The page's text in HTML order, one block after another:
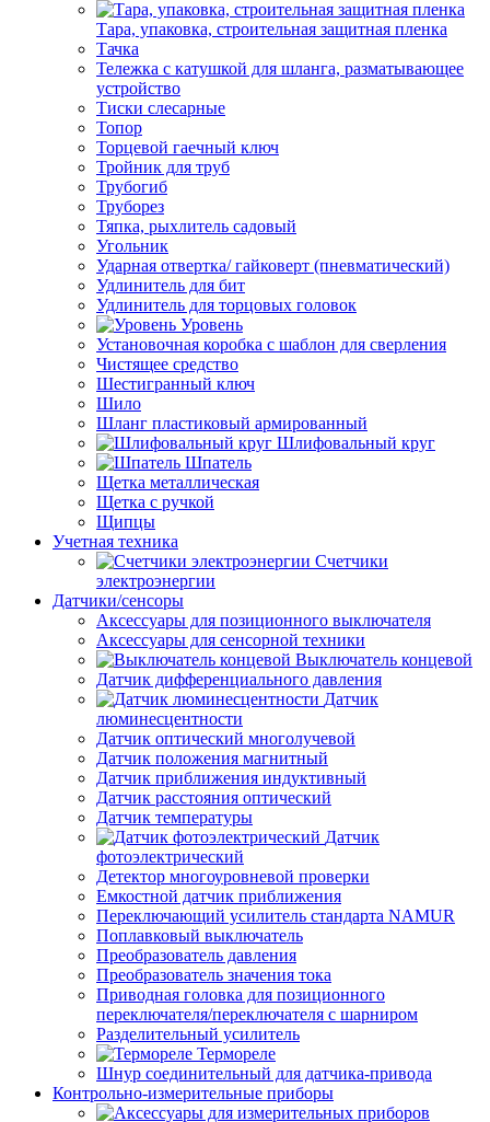
Тара, упаковка, строительная защитная пленка
Тачка
Тележка с катушкой для шланга, разматывающее
устройство
Тиски слесарные
Топор
Торцевой гаечный ключ
Тройник для труб
Трубогиб
Труборез
Тяпка, рыхлитель садовый
Угольник
Ударная отвертка/ гайковерт (пневматический)
Удлинитель для бит
Удлинитель для торцовых головок
Уровень
Установочная коробка с шаблон для сверления
Чистящее средство
Шестигранный ключ
Шило
Шланг пластиковый армированный
Шлифовальный круг
Шпатель
Щетка металлическая
Щетка с ручкой
Щипцы
Учетная техника
Счетчики
электроэнергии
Датчики/сенсоры
Аксессуары для позиционного выключателя
Аксессуары для сенсорной техники
Выключатель концевой
Датчик дифференциального давления
Датчик
люминесцентности
Датчик оптический многолучевой
Датчик положения магнитный
Датчик приближения индуктивный
Датчик расстояния оптический
Датчик температуры
Датчик
фотоэлектрический
Детектор многоуровневой проверки
Емкостной датчик приближения
Переключающий усилитель стандарта NAMUR
Поплавковый выключатель
Преобразователь давления
Преобразователь значения тока
Приводная головка для позиционного
переключателя/переключателя с шарниром
Разделительный усилитель
Термореле
Шнур соединительный для датчика-привода
Контрольно-измерительные приборы